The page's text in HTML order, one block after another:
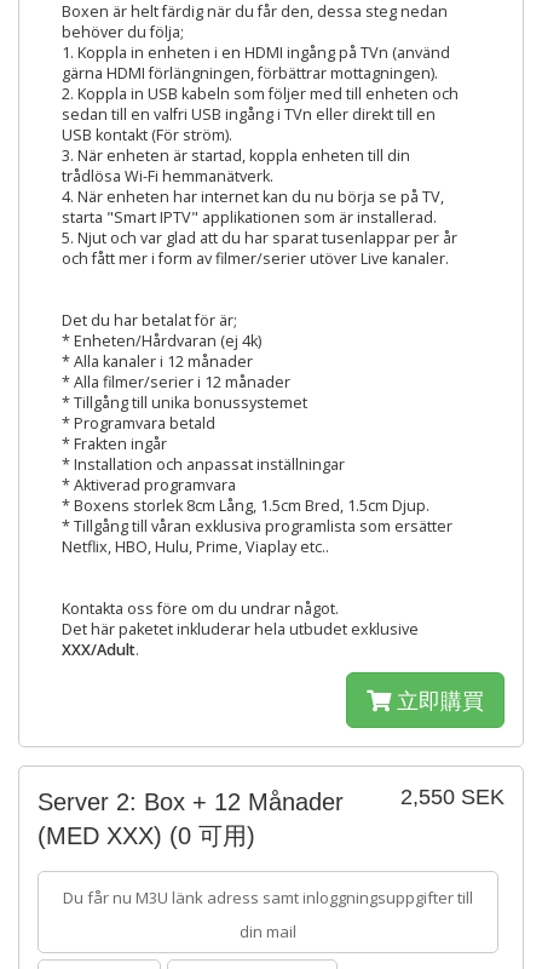
Boxen är helt färdig när du får den, dessa steg nedan
behöver du följa;
1. Koppla in enheten i en HDMI ingång på TVn (använd
gärna HDMI förlängningen, förbättrar mottagningen).
2. Koppla in USB kabeln som följer med till enheten och
sedan till en valfri USB ingång i TVn eller direkt till en
USB kontakt (För ström).
3. När enheten är startad, koppla enheten till din
trådlösa Wi-Fi hemmanätverk.
4. När enheten har internet kan du nu börja se på TV,
starta "Smart IPTV" applikationen som är installerad.
5. Njut och var glad att du har sparat tusenlappar per år
och fått mer i form av filmer/serier utöver Live kanaler.
Det du har betalat för är;
* Enheten/Hårdvaran (ej 4k)
* Alla kanaler i 12 månader
* Alla filmer/serier i 12 månader
* Tillgång till unika bonussystemet
* Programvara betald
* Frakten ingår
* Installation och anpassat inställningar
* Aktiverad programvara
* Boxens storlek 8cm Lång, 1.5cm Bred, 1.5cm Djup.
* Tillgång till våran exklusiva programlista som ersätter
Netflix, HBO, Hulu, Prime, Viaplay etc..
Kontakta oss före om du undrar något.
Det här paketet inkluderar hela utbudet exklusive
XXX/Adult.
立即購買
2,550 SEK
Server 2: Box + 12 Månader
(MED XXX) (0 可用)
Du får nu M3U länk adress samt inloggningsuppgifter till
din mail